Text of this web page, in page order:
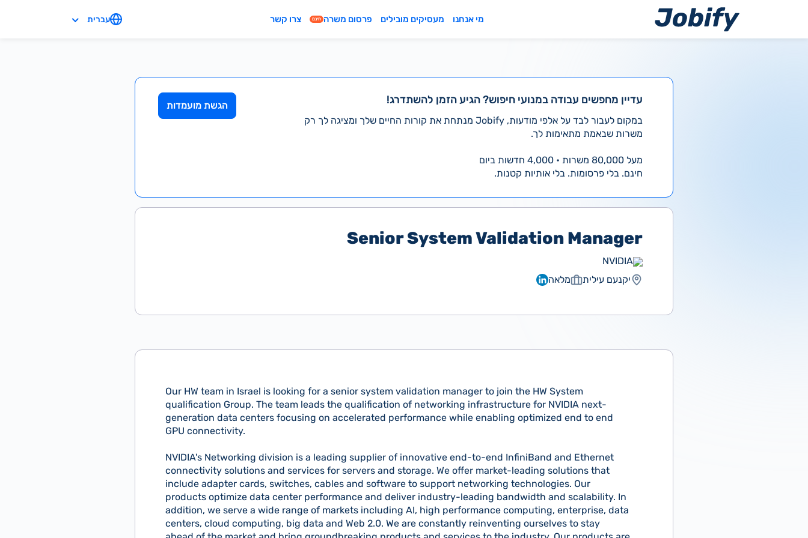
מי אנחנו מעסיקים מובילים פרסום משרה חינם צרו קשר עברית
עדיין מחפשים עבודה במנועי חיפוש? הגיע הזמן להשתדרג!
במקום לעבור לבד על אלפי מודעות, Jobify מנתחת את קורות החיים שלך ומציגה לך רק
משרות שבאמת מתאימות לך.
מעל 80,000 משרות • 4,000 חדשות ביום
חינם. בלי פרסומות. בלי אותיות קטנות.
הגשת מועמדות
Senior System Validation Manager
NVIDIA
יקנעם עילית
מלאה
Our HW team in Israel is looking for a senior system validation manager to join the HW System
qualification Group. The team leads the qualification of networking infrastructure for NVIDIA next-
generation data centers focusing on accelerated performance while enabling optimized end to end
GPU connectivity.
NVIDIA's Networking division is a leading supplier of innovative end-to-end InfiniBand and Ethernet
connectivity solutions and services for servers and storage. We offer market-leading solutions that
include adapter cards, switches, cables and software to support networking technologies. Our
products optimize data center performance and deliver industry-leading bandwidth and scalability. In
addition, we serve a wide range of markets including AI, high performance computing, enterprise, data
centers, cloud computing, big data and Web 2.0. We are constantly reinventing ourselves to stay